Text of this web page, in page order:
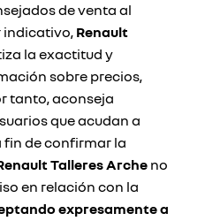
de venta al
indicativo, Renault
la exactitud y
sobre precios,
tanto, aconseja
que acudan a
fin de confirmar la
Talleres Archeno
en relación con la
expresamente a